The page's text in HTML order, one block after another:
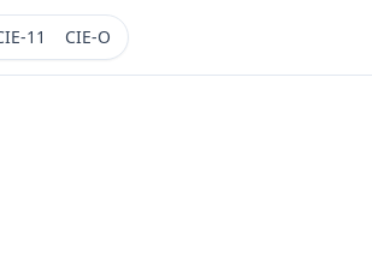
11 CIE-O